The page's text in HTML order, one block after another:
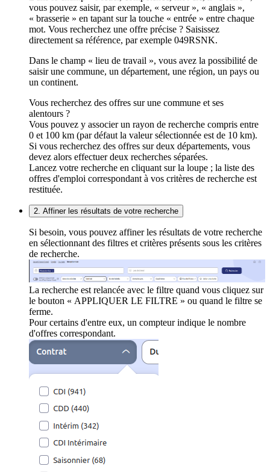
vous pouvez saisir, par exemple, « serveur », « anglais »,
« brasserie » en tapant sur la touche « entrée » entre chaque
mot. Vous recherchez une offre précise ? Saisissez
directement sa référence, par exemple 049RSNK.
Dans le champ « lieu de travail », vous avez la possibilité de
saisir une commune, un département, une région, un pays ou
un continent.
Vous recherchez des offres sur une commune et ses
alentours ?
Vous pouvez y associer un rayon de recherche compris entre
0 et 100 km (par défaut la valeur sélectionnée est de 10 km).
Si vous recherchez des offres sur deux départements, vous
devez alors effectuer deux recherches séparées.
Lancez votre recherche en cliquant sur la loupe ; la liste des
offres d'emploi correspondant à vos critères de recherche est
restituée.
2. Affiner les résultats de votre recherche
Si besoin, vous pouvez affiner les résultats de votre recherche
en sélectionnant des filtres et critères présents sous les critères
de recherche.
La recherche est relancée avec le filtre quand vous cliquez sur
le bouton « APPLIQUER LE FILTRE » ou quand le filtre se
ferme.
Pour certains d'entre eux, un compteur indique le nombre
d'offres correspondant.